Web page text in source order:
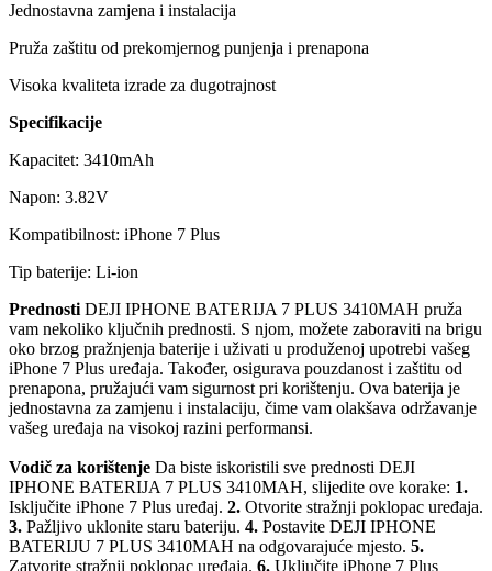
Jednostavna zamjena i instalacija
Pruža zaštitu od prekomjernog punjenja i prenapona
Visoka kvaliteta izrade za dugotrajnost
Specifikacije
Kapacitet: 3410mAh
Napon: 3.82V
Kompatibilnost: iPhone 7 Plus
Tip baterije: Li-ion
PrednostiDEJI IPHONE BATERIJA 7 PLUS 3410MAH pruža
vam nekoliko ključnih prednosti. S njom, možete zaboraviti na brigu
oko brzog pražnjenja baterije i uživati u produženoj upotrebi vašeg
iPhone 7 Plus uređaja. Također, osigurava pouzdanost i zaštitu od
prenapona, pružajući vam sigurnost pri korištenju. Ova baterija je
jednostavna za zamjenu i instalaciju, čime vam olakšava održavanje
vašeg uređaja na visokoj razini performansi.
Vodič za korištenje Da biste iskoristili sve prednosti DEJI
IPHONE BATERIJA 7 PLUS 3410MAH, slijedite ove korake: 1.
Isključite iPhone 7 Plus uređaj. 2. Otvorite stražnji poklopac uređaja.
3. Pažljivo uklonite staru bateriju. 4. Postavite DEJI IPHONE
BATERIJU 7 PLUS 3410MAH na odgovarajuće mjesto. 5.
Zatvorite stražnji poklopac uređaja. 6. Uključite iPhone 7 Plus